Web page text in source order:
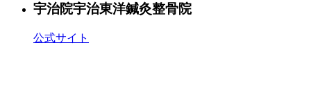
宇治院宇治東洋鍼灸整骨院
公式サイト